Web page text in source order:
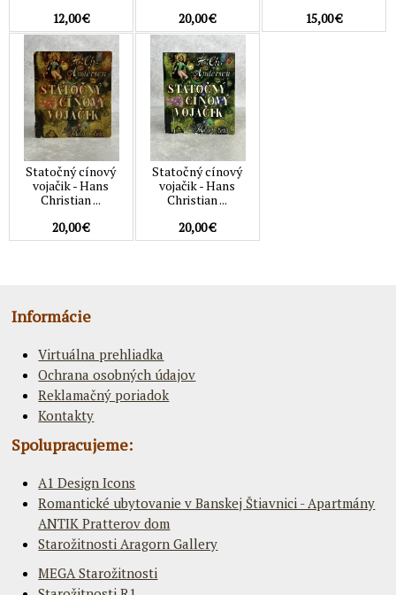
12,00 €
20,00 € 15,00 €
Statočný cínový
vojačik - Hans
Christian ...
20,00 €
Statočný cínový
vojačik - Hans
Christian ...
20,00 €
Informácie
Virtuálna prehliadka
Ochrana osobných údajov
Reklamačný poriadok
Kontakty
Spolupracujeme:
A1 Design Icons
Romantické ubytovanie v Banskej Štiavnici - Apartmány
ANTIK Pratterov dom
Starožitnosti Aragorn Gallery
MEGA Starožitnosti